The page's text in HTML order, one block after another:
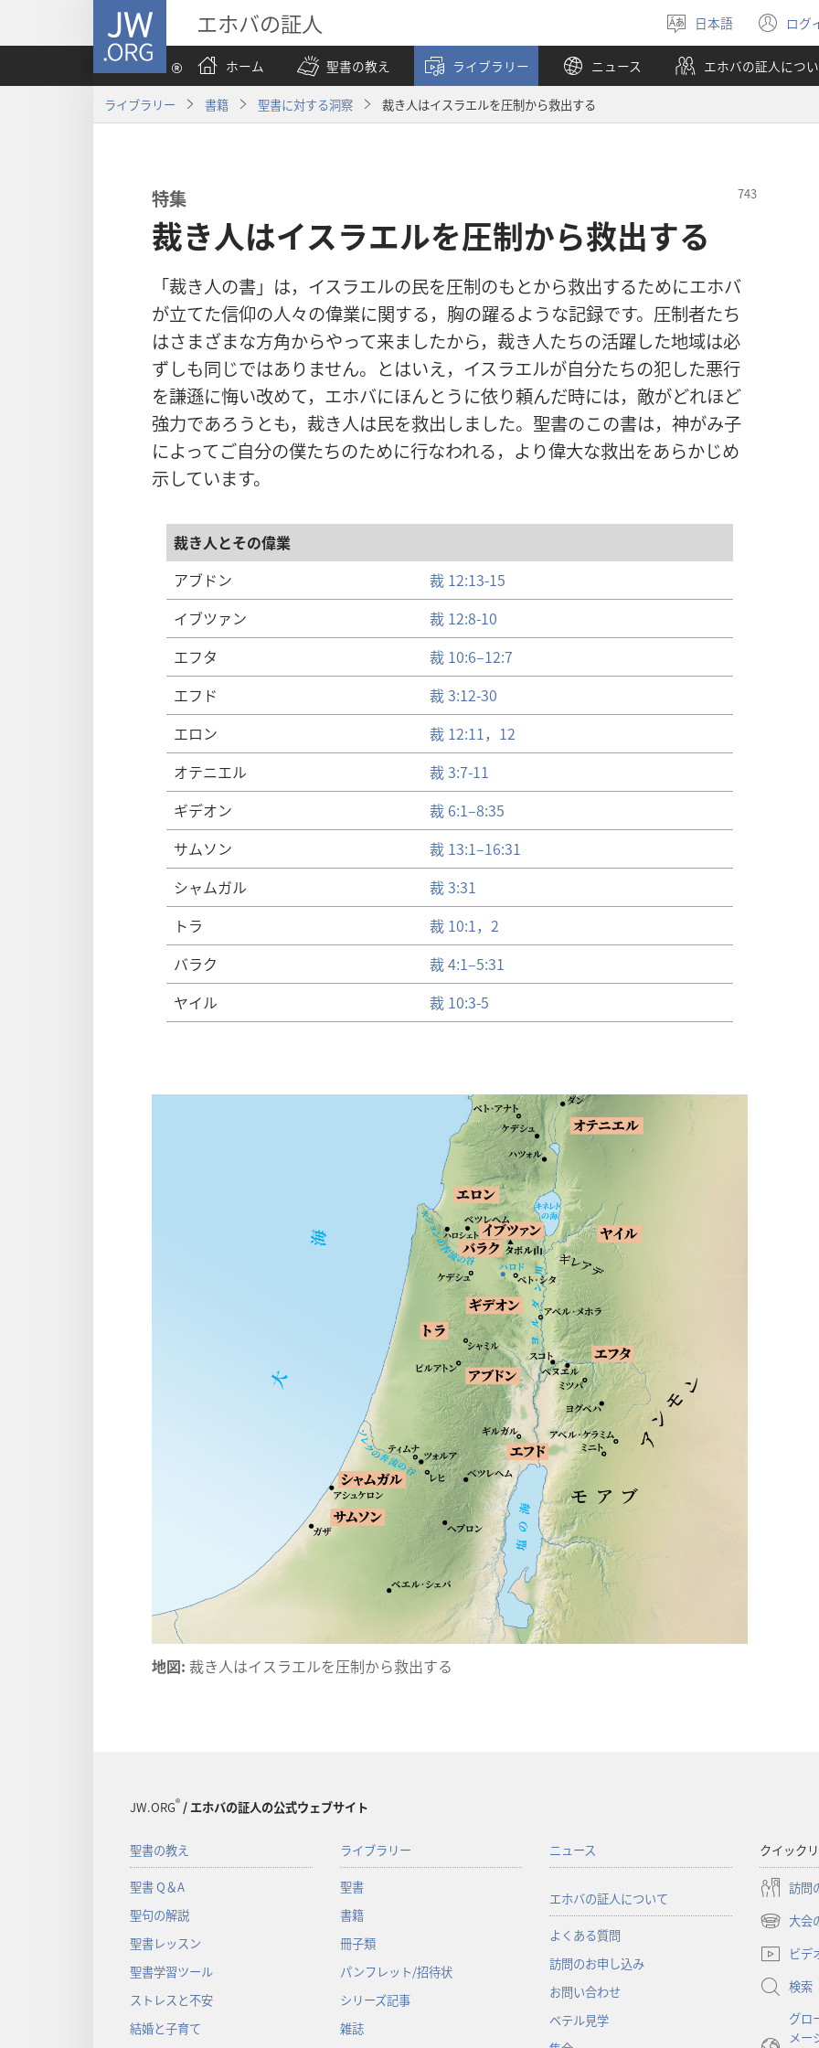
JW.ORG エホバの証人
言
語
を
選
日本語 ログ
（新
し
い
タ
で
ホーム
聖書の教え ライブラリー ニュース エホバの証人につ
ライブラリー 書籍 聖書に対する洞察 裁き人はイスラエルを圧制から救出する
特集
裁き人はイスラエルを圧制から救出する
「裁き人の書」は，イスラエルの民を圧制のもとから救出するためにエホバ
が立てた信仰の人々の偉業に関する，胸の躍るような記録です。圧制者たち
はさまざまな方角からやって来ましたから，裁き人たちの活躍した地域は必
ずしも同じではありません。とはいえ，イスラエルが自分たちの犯した悪行
を謙遜に悔い改めて，エホバにほんとうに依り頼んだ時には，敵がどれほど
強力であろうとも，裁き人は民を救出しました。聖書のこの書は，神がみ子
によってご自分の僕たちのために行なわれる，より偉大な救出をあらかじめ
示しています。
裁き人とその偉業
アブドン
裁 12:13-15
イブツァン
裁 12:8-10
エフタ
裁 10:6–12:7
エフド
裁 3:12-30
エロン
裁 12:11，12
オテニエル
裁 3:7-11
ギデオン
裁 6:1–8:35
サムソン
裁 13:1–16:31
シャムガル
裁 3:31
トラ
裁 10:1，2
バラク
裁 4:1–5:31
ヤイル
裁 10:3-5
地図: 裁き人はイスラエルを圧制から救出する
JW.ORG®/ エホバの証人の公式ウェブサイト
聖書の教え
聖書 Q＆A
聖句の解説
聖書レッスン
聖書学習ツール
ストレスと不安
結婚と子育て
ライブラリー
聖書
書籍
冊子類
パンフレット/招待状
シリーズ記事
雑誌
ニュース
エホバの証人について
よくある質問
訪問のお申し込み
お問い合わせ
ベテル見学
クイック
訪問
大会
（新
し
タ
ビデ
検索
グロ
メー